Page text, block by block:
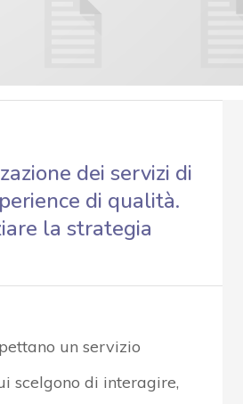
dei servizi di
di qualità.
la strategia
un servizio
scelgono di interagire,